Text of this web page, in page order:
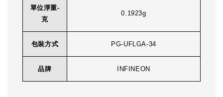
單位淨重-
克
0.1923g
包裝方式 PG-UFLGA-34
品牌 INFINEON